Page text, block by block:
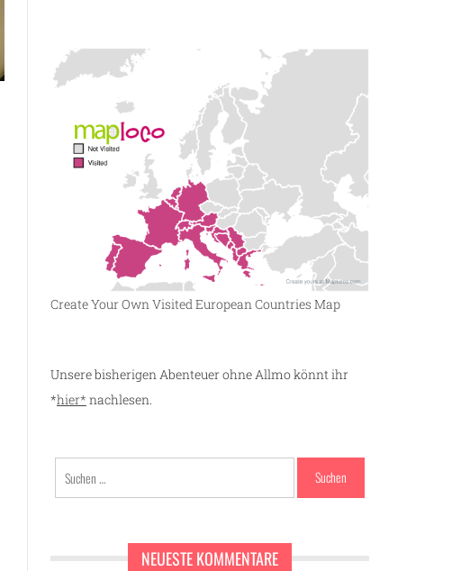
Create Your Own Visited European Countries Map
Unsere bisherigen Abenteuer ohne Allmo könnt ihr
*hier* nachlesen.
Suchen
nach:
NEUESTE KOMMENTARE